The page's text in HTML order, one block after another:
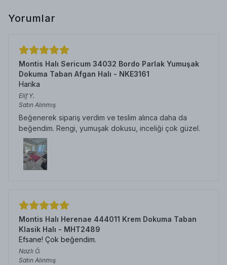
Yorumlar
Montis Halı Sericum 34032 Bordo Parlak Yumuşak
Dokuma Taban Afgan Halı - NKE3161
Harika
Elif Y.
Satın Alınmış
Beğenerek sipariş verdim ve teslim alınca daha da
beğendim. Rengi, yumuşak dokusu, inceliği çok güzel.
Montis Halı Herenae 444011 Krem Dokuma Taban
Klasik Halı - MHT2489
Efsane! Çok beğendim.
Nazlı Ö.
Satın Alınmış